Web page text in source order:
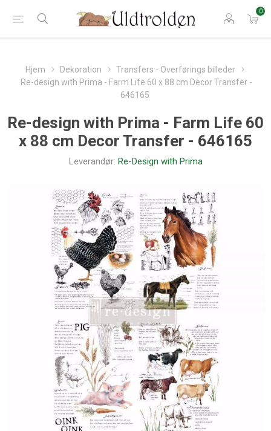
0
Hjem Dekoration
Transfers - Overførings billeder
Re-design with Prima - Farm Life 60 x 88 cm Decor Transfer -
646165
Re-design with Prima - Farm Life 60
x 88 cm Decor Transfer - 646165
Leverandør: Re-Design with Prima